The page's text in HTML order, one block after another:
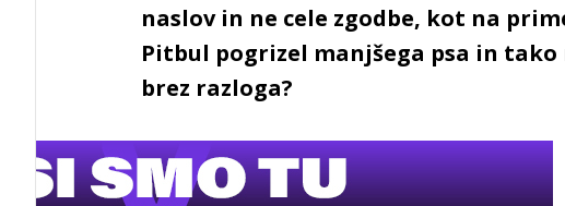
naslov in ne cele zgodbe, kot na
Pitbul pogrizel manjšega psa in
brez razloga?